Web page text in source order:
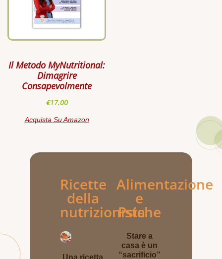
Il Metodo MyNutritional:
Dimagrire
Consapevolmente
€17.00
Acquista Su Amazon
Ricette
della
nutrizionista
Una ricetta
Alimentazione
e
Psiche
Stare a
casa è un
“sacrificio”